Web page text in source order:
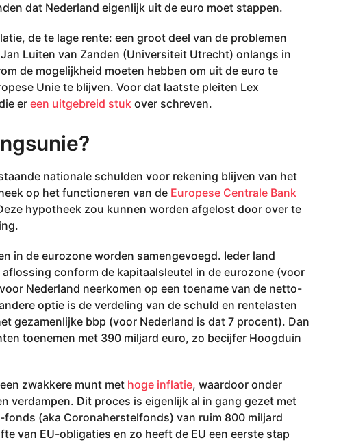
dat Nederland eigenlijk uit de euro moet stappen.
de te lage rente: een groot deel van de problemen
Luiten van Zanden (Universiteit Utrecht) onlangs in
de mogelijkheid moeten hebben om uit de euro te
Unie te blijven. Voor dat laatste pleiten Lex
er een uitgebreid stuk over schreven.
nationale schulden voor rekening blijven van het
op het functioneren van de Europese Centrale Bank
hypotheek zou kunnen worden afgelost door over te
in de eurozone worden samengevoegd. Ieder land
conform de kapitaalsleutel in de eurozone (voor
Nederland neerkomen op een toename van de netto-
optie is de verdeling van de schuld en rentelasten
gezamenlijke bbp (voor Nederland is dat 7 procent). Dan
toenemen met 390 miljard euro, zo becijfer Hoogduin
zwakkere munt met hoge inflatie, waardoor onder
verdampen. Dit proces is eigenlijk al in gang gezet met
(aka Coronaherstelfonds) van ruim 800 miljard
van EU-obligaties en zo heeft de EU een eerste stap